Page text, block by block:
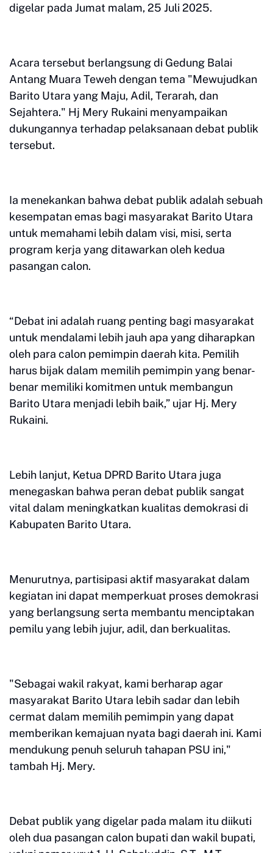
digelar pada Jumat malam, 25 Juli 2025.
Acara tersebut berlangsung di Gedung Balai
Antang Muara Teweh dengan tema "Mewujudkan
Barito Utara yang Maju, Adil, Terarah, dan
Sejahtera." Hj Mery Rukaini menyampaikan
dukungannya terhadap pelaksanaan debat publik
tersebut.
Ia menekankan bahwa debat publik adalah sebuah
kesempatan emas bagi masyarakat Barito Utara
untuk memahami lebih dalam visi, misi, serta
program kerja yang ditawarkan oleh kedua
pasangan calon.
“Debat ini adalah ruang penting bagi masyarakat
untuk mendalami lebih jauh apa yang diharapkan
oleh para calon pemimpin daerah kita. Pemilih
harus bijak dalam memilih pemimpin yang benar-
benar memiliki komitmen untuk membangun
Barito Utara menjadi lebih baik,” ujar Hj. Mery
Rukaini.
Lebih lanjut, Ketua DPRD Barito Utara juga
menegaskan bahwa peran debat publik sangat
vital dalam meningkatkan kualitas demokrasi di
Kabupaten Barito Utara.
Menurutnya, partisipasi aktif masyarakat dalam
kegiatan ini dapat memperkuat proses demokrasi
yang berlangsung serta membantu menciptakan
pemilu yang lebih jujur, adil, dan berkualitas.
"Sebagai wakil rakyat, kami berharap agar
masyarakat Barito Utara lebih sadar dan lebih
cermat dalam memilih pemimpin yang dapat
memberikan kemajuan nyata bagi daerah ini. Kami
mendukung penuh seluruh tahapan PSU ini,"
tambah Hj. Mery.
Debat publik yang digelar pada malam itu diikuti
oleh dua pasangan calon bupati dan wakil bupati,